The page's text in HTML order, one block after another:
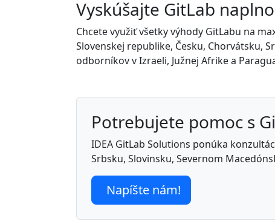
Vyskúšajte GitLab naplno
Chcete využiť všetky výhody GitLabu na
Slovenskej republike, Česku, Chorvátsku,
odborníkov v Izraeli, Južnej Afrike a
Potrebujete pomoc s
IDEA GitLab Solutions ponúka
Srbsku, Slovinsku, Severnom
Napíšte nám!